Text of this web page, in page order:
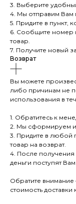
3. Выберите
4. Мы отправим Вам
5. Придите в пункт,
6. Сообщите номер
товар.
7. Получите новый
Возврат
Вы можете
либо причинам не
использования в
1. Обратитесь к
2. Мы сформируем и
3. Придите в любой
товар на возврат.
4. После получения
деньги поступят Вам
Обратите
стоимость